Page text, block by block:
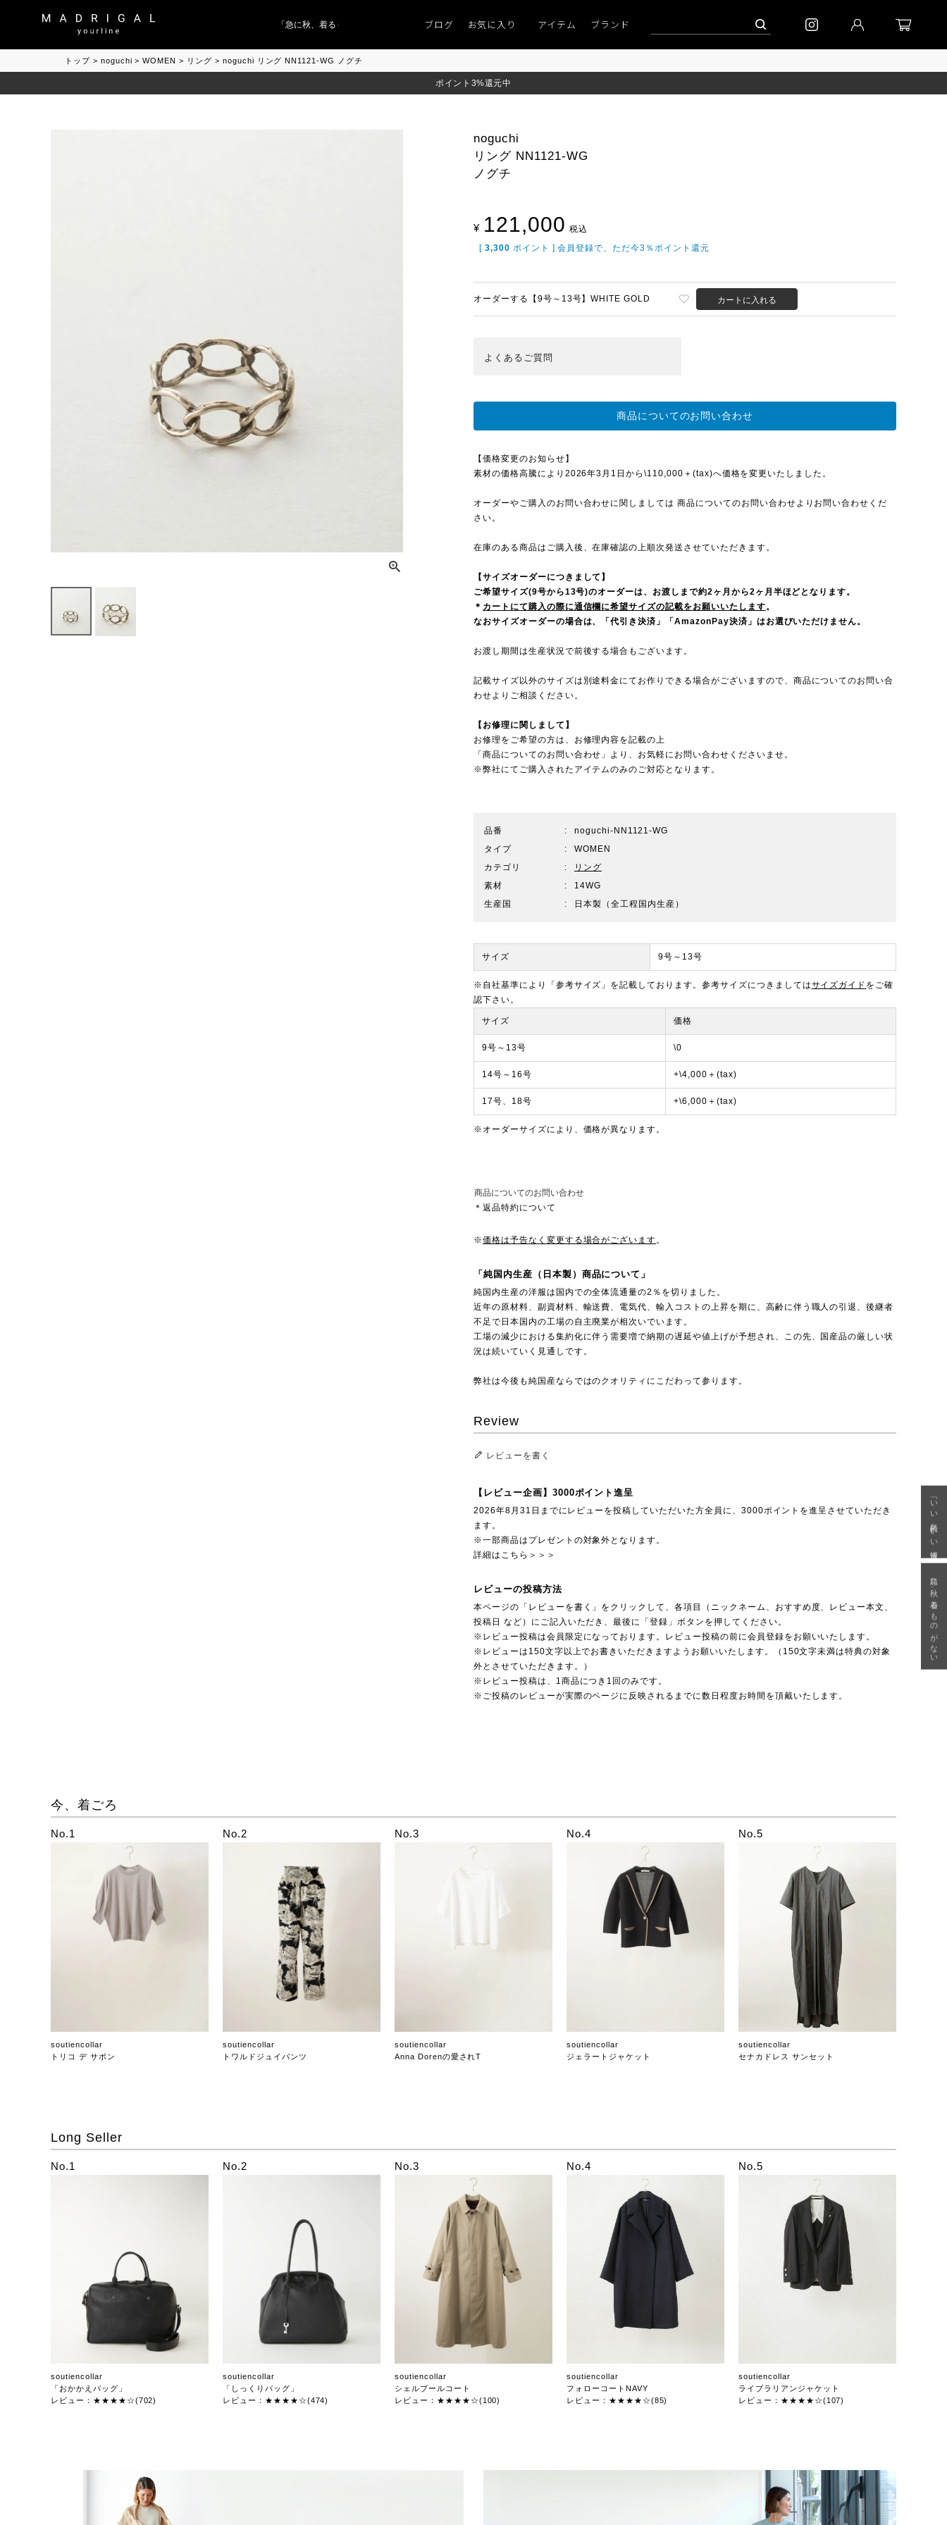
「急に秋、着るものがない」 「キレイなニット」 ポイント9％「マンスリーポイントキャンペーン」 到着｜2026AW「シフォンニット」 到着｜2026AW「マガジン」
ブログ お気に入り アイテム ブランド
トップ noguchi WOMEN リング noguchi リング NN1121-WG ノグチ
ポイント3%還元中
noguchi
リング NN1121-WG
ノグチ
¥ 121,000 税込
[ 3,300 ポイント ] 会員登録で、ただ今3％ポイント還元
オーダーする【9号～13号】WHITE GOLD カートに入れる
よくある ご質問
商品についてのお問い合わせ
【価格変更のお知らせ】
素材の価格高騰により2026年3月1日から\110,000＋(tax)へ価格を変更いたしました。
オーダーやご購入のお問い合わせに関しましては 商品についてのお問い合わせよりお問い合わせくだ
さい。
在庫のある商品はご購入後、在庫確認の上順次発送させていただきます。
【サイズオーダーにつきまして】
ご希望サイズ(9号から13号)のオーダーは、お渡しまで約2ヶ月から2ヶ月半ほどとなります。
＊ カートにて購入の際に通信欄に希望サイズの記載をお願いいたします。
なおサイズオーダーの場合は、「代引き決済」「AmazonPay決済」はお選びいただけません。
お渡し期間は生産状況で前後する場合もございます。
記載サイズ以外のサイズは別途料金にてお作りできる場合がございますので、 商品についてのお問い合
わせ よりご相談ください。
【お修理に関しまして】
お修理をご希望の方は、お修理内容を記載の上
「商品についてのお問い合わせ」より、お気軽にお問い合わせくださいませ。
※弊社にてご購入されたアイテムのみのご対応となります。
品番
noguchi-NN1121-WG
タイプ
WOMEN
カテゴリ
リング
素材
14WG
生産国
日本製（全工程国内生産）
サイズ 9号～13号
※自社基準により「参考サイズ」を記載しております。参考サイズにつきましてはサイズガイド をご確
認下さい。
サイズ 価格
9号～13号 \0
14号～16号 +\4,000＋(tax)
17号、18号 +\6,000＋(tax)
※オーダーサイズにより、価格が異なります。
商品についてのお問い合わせ
＊返品特約について
※価格は予告なく変更する場合がございます 。
「純国内生産（日本製）商品について」
純国内生産の洋服は国内での全体流通量の2％を切りました。
近年の原材料、副資材料、輸送費、電気代、輸入コストの上昇を期に、高齢に伴う職人の引退、後継者
不足で日本国内の工場の自主廃業が相次いでいます。
工場の減少における集約化に伴う需要増で納期の遅延や値上げが予想され、この先、国産品の厳しい状
況は続いていく見通しです。
弊社は今後も純国産ならではのクオリティにこだわって参ります。
Review
レビューを書く
【レビュー企画】3000ポイント進呈
2026年8月31日までにレビューを投稿していただいた方全員に、3000ポイントを進呈させていただき
ます。
※一部商品はプレゼントの対象外となります。
詳細はこちら＞＞＞
レビューの投稿方法
本ページの「レビューを書く」をクリックして、各項目（ニックネーム、おすすめ度、レビュー本文、
投稿日 など）にご記入いただき、最後に「登録」ボタンを押してください。
※レビュー投稿は会員限定になっております。レビュー投稿の前に会員登録をお願いいたします。
※レビューは150文字以上でお書きいただきますようお願いいたします。（150文字未満は特典の対象
外とさせていただきます。）
※レビュー投稿は、1商品につき1回のみです。
※ご投稿のレビューが実際のページに反映されるまでに数日程度お時間を頂戴いたします。
今、着ごろ
No.1
soutiencollar
トリコ デ サボン
No.2
soutiencollar
トワルドジュイパンツ
No.3
soutiencollar
Anna Dorenの愛されT
No.4
soutiencollar
ジェラートジャケット
No.5
soutiencollar
セナカドレス サンセット
Long Seller
No.1
soutiencollar
「おかかえバッグ」
レビュー：★★★★☆(702)
No.2
soutiencollar
「しっくりバッグ」
レビュー：★★★★☆(474)
No.3
soutiencollar
シェルブールコート
レビュー：★★★★☆(100)
No.4
soutiencollar
フォローコートNAVY
レビュー：★★★★☆(85)
No.5
soutiencollar
ライブラリアンジャケット
レビュー：★★★★☆(107)
「いい年齢 いい洋服」
急に秋、着るものがない